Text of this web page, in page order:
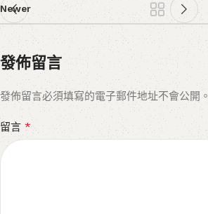
Newer
發佈留言
發佈留言必須填寫的電子郵件地址不會公開。
留言 *